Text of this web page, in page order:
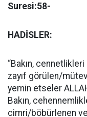
Suresi:58-
HADİSLER:
“Bakın,
zayıf görülen/
yemin etseler
Bakın,
cimri/böbürlenen